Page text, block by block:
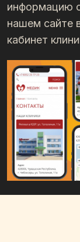
информацию
нашем сайте
кабинет